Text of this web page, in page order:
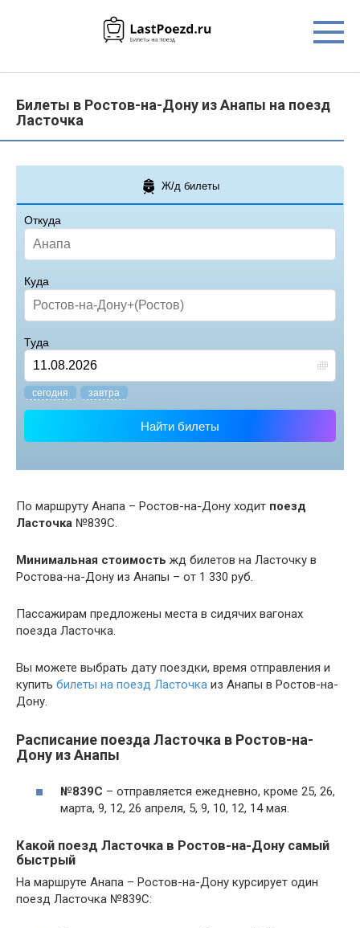
Билеты в Ростов-на-Дону из Анапы на поезд
Ласточка
Ж/д билеты
Откуда
Куда
Туда
завтра
cегодня
Найти билеты
По маршруту Анапа – Ростов-на-Дону ходит поезд
Ласточка №839С.
Минимальная стоимость жд билетов на Ласточку в
Ростова-на-Дону из Анапы – от 1 330 руб.
Пассажирам предложены места в сидячих вагонах
поезда Ласточка.
Вы можете выбрать дату поездки, время отправления и
купить билеты на поезд Ласточка из Анапы в Ростов-на-
Дону.
Расписание поезда Ласточка в Ростов-на-
Дону из Анапы
№839С – отправляется ежедневно, кроме 25, 26,
марта, 9, 12, 26 апреля, 5, 9, 10, 12, 14 мая.
Какой поезд Ласточка в Ростов-на-Дону самый
быстрый
На маршруте Анапа – Ростов-на-Дону курсирует один
поезд Ласточка №839С: